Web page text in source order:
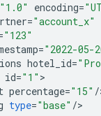
"1.0" encoding=
="account_x"
"123"
="2022-05-
hotel_id=
id="1"
percentage="15" /
type="base" /